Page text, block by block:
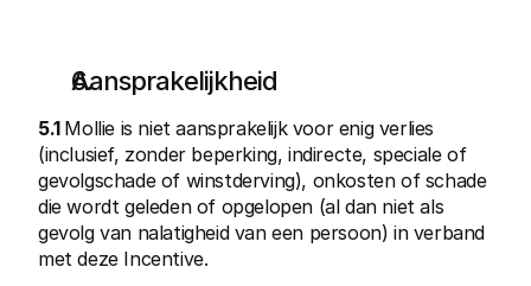
Aansprakelijkheid
5.1 Mollie is niet aansprakelijk voor enig verlies
(inclusief, zonder beperking, indirecte, speciale of
gevolgschade of winstderving), onkosten of schade
die wordt geleden of opgelopen (al dan niet als
gevolg van nalatigheid van een persoon) in verband
met deze Incentive.